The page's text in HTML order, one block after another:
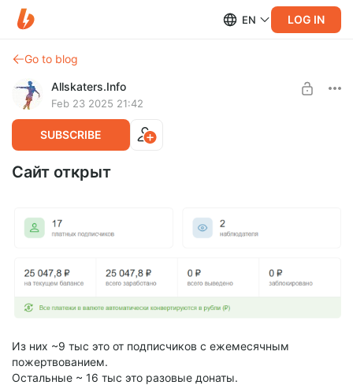
EN LOG IN
Go to blog
Allskaters.Info
Feb 23 2025 21:42
SUBSCRIBE
Сайт открыт
Из них ~9 тыс это от подписчиков с ежемесячным
пожертвованием.
Остальные ~ 16 тыс это разовые донаты.